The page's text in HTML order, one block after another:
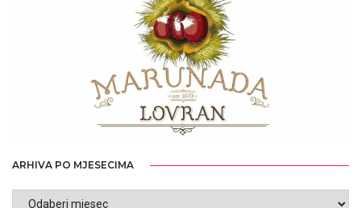
ARHIVA PO MJESECIMA
ARHIVA